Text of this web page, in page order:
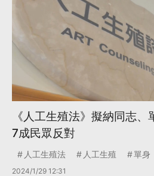
《人工生殖法》擬納同志
7成民眾反對
人工生殖法 人工生殖 單身
2024/1/29 12:31